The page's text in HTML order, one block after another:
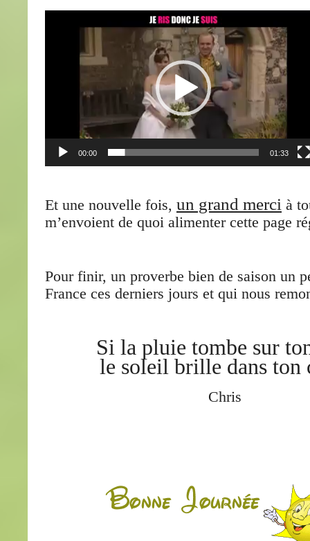
00:00 01:33
Et une nouvelle fois, un grand merci à
m’envoient de quoi alimenter cette page
Pour finir, un proverbe bien de saison un
France ces derniers jours et qui nous
Si la pluie tombe sur
le soleil brille dans ton
Chris